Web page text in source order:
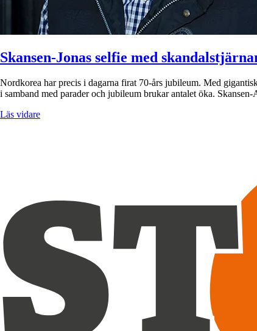
Skansen-Jonas selfie med
Nordkorea har precis i dagarna firat 70-års jubileum. Med
i samband med parader och jubileum brukar antalet öka.
Läs vidare